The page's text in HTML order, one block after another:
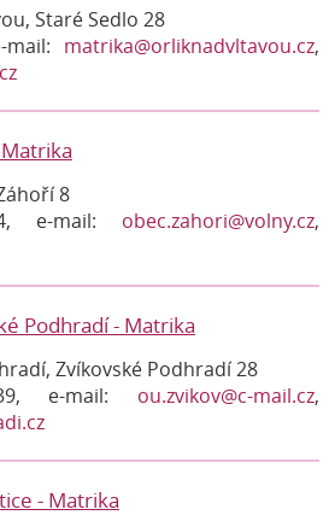
Staré Sedlo 28
matrika@orliknadvltavou.cz,
8
e-mail: obec.zahori@volny.cz,
Podhradí - Matrika
Zvíkovské Podhradí 28
e-mail: ou.zvikov@c-mail.cz,
- Matrika